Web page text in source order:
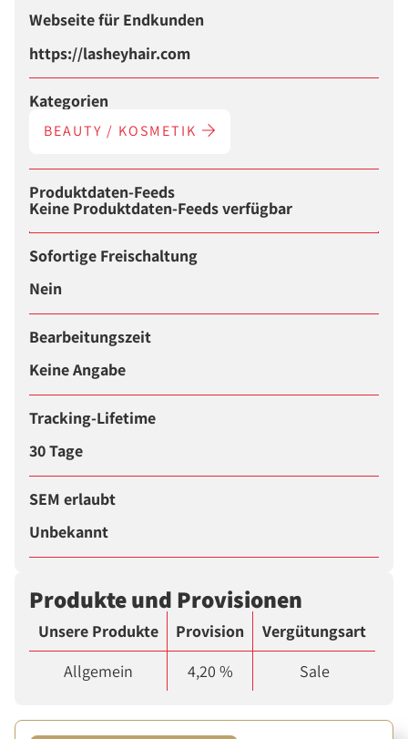
Webseite für Endkunden
https://lasheyhair.com
Kategorien
BEAUTY / KOSMETIK
Produktdaten-Feeds
Keine Produktdaten-Feeds verfügbar
Sofortige Freischaltung
Nein
Bearbeitungszeit
Keine Angabe
Tracking-Lifetime
30 Tage
SEM erlaubt
Unbekannt
Produkte und Provisionen
Unsere Produkte Provision
Vergütungsart
Allgemein
4,20 % Sale